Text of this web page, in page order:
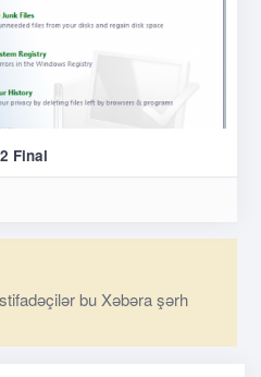
Final
bu Xəbəra şərh